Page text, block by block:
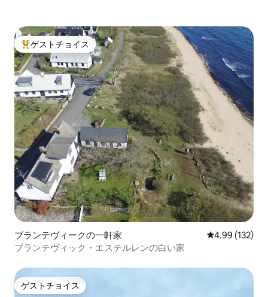
大好評のゲストチョイスです。
ゲストチョイス
ブランテヴィークの一軒家 レビュー132
4.99 (132)
ブランテヴィック・エステルレンの白い家
ゲストチョイス
ゲストチョイス